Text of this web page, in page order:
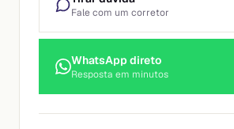
Fale com um corretor
WhatsApp direto
Resposta em minutos